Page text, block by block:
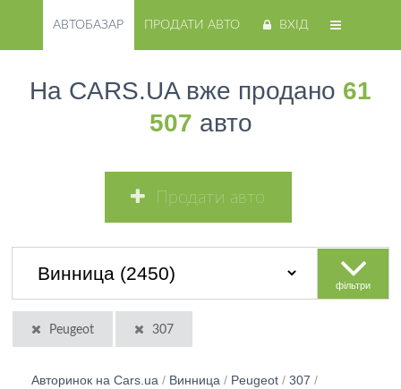
АВТОБАЗАР ПРОДАТИ АВТО ВХІД
На CARS.UA вже продано 61
507 авто
Продати авто
фільтри
Peugeot 307
Авторинок на Cars.ua / Винница / Peugeot / 307 /